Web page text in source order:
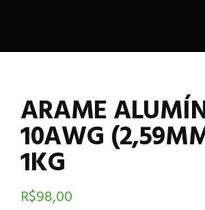
ARAME
10AWG
1KG
R$98,00